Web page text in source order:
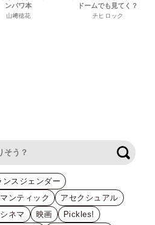
ンパワ本
山﨑穂花
ドームでも見てく？
チヒロック
ンスジェンダー
ンティック
アセクシュアル
ネマ 映画
Pickles!